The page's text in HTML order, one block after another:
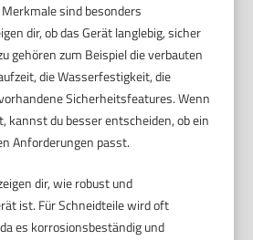
sind besonders
dir, ob das Gerät langlebig, sicher
gehören zum Beispiel die verbauten
die Wasserfestigkeit, die
Sicherheitsfeatures. Wenn
kannst du besser entscheiden, ob ein
Anforderungen passt.
dir, wie robust und
ist. Für Schneidteile wird oft
es korrosionsbeständig und